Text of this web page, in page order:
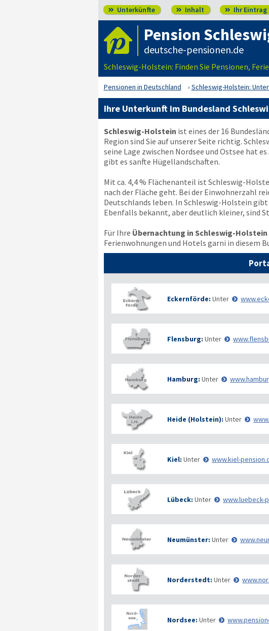
 Unterkünfte  Inhalt  Ihr Eintrag
Pension
deutsche-pensionen.de
Schleswig-Holstein: Finden Sie Pensionen,
Pensionen in Deutschland Schleswig-Holstein:
Ihre Unterkunft im Bundesland
Schleswig-Holstein ist eines der 16
Region sind Sie auf unserer Seite richtig.
seine Lage zwischen Nordsee und Ostsee hat
gibt es sanfte Hügellandschaften.
Mit ca. 4,4 % Flächenanteil ist Schleswig-
nach der Fläche geht. Bei der Einwohnerzahl
Deutschlands leben. In Schleswig-Holstein
Ebenfalls bekannt, aber deutlich kleiner, sind
Für Ihre Übernachtung in Schleswig-Holstein
Ferienwohnungen und Hotels garni in diesem
Eckernförde: Unter
Flensburg: Unter
Hamburg: Unter
Heide (Holstein): Unter
Kiel: Unter www.kiel-
Lübeck: Unter www.luebeck-
Neumünster: Unter
Norderstedt: Unter
Nordsee: Unter